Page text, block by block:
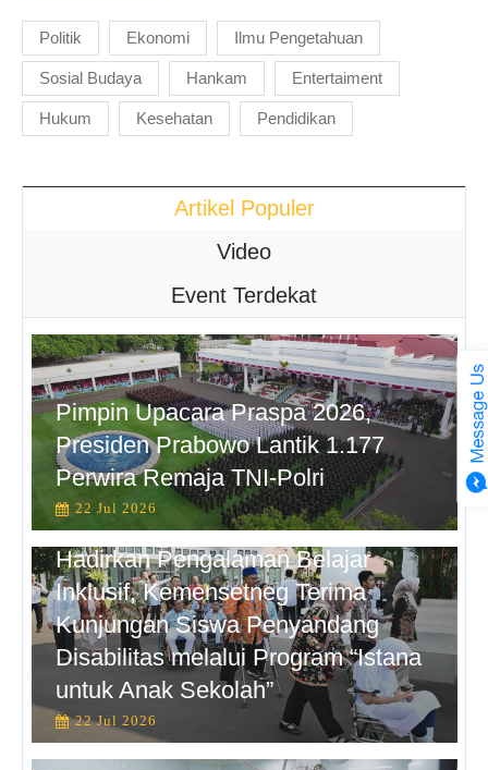
Politik Ekonomi Ilmu Pengetahuan
Sosial Budaya Hankam Entertaiment
Hukum Kesehatan Pendidikan
Artikel Populer
Video
Event Terdekat
Pimpin Upacara Praspa 2026,
Presiden Prabowo Lantik 1.177
Perwira Remaja TNI-Polri
22 Jul 2026
Hadirkan Pengalaman Belajar
Inklusif, Kemensetneg Terima
Kunjungan Siswa Penyandang
Disabilitas melalui Program “Istana
untuk Anak Sekolah”
22 Jul 2026